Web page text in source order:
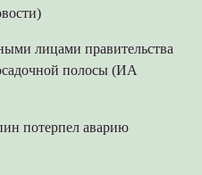
лицами правительства
полосы (ИА
потерпел аварию